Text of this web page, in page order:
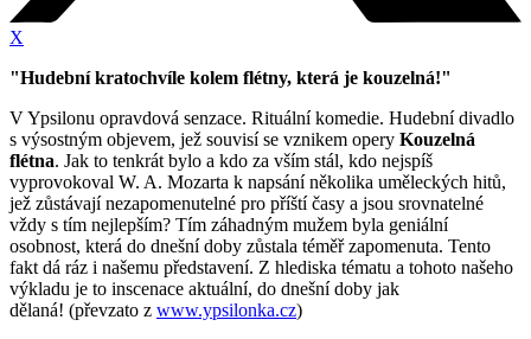
X
"Hudební kratochvíle kolem flétny, která je kouzelná!"
V Ypsilonu opravdová senzace. Rituální komedie. Hudební divadlo
s výsostným objevem, jež souvisí se vznikem opery Kouzelná
flétna. Jak to tenkrát bylo a kdo za vším stál, kdo nejspíš
vyprovokoval W. A. Mozarta k napsání několika uměleckých hitů,
jež zůstávají nezapomenutelné pro příští časy a jsou srovnatelné
vždy s tím nejlepším? Tím záhadným mužem byla geniální
osobnost, která do dnešní doby zůstala téměř zapomenuta. Tento
fakt dá ráz i našemu představení. Z hlediska tématu a tohoto našeho
výkladu je to inscenace aktuální, do dnešní doby jak
dělaná! (převzato z www.ypsilonka.cz)